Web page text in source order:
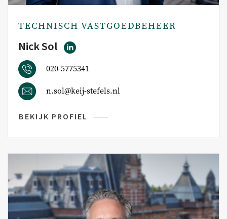
TECHNISCH VASTGOEDBEHEER
Nick Sol
020-5775341
n.sol@keij-stefels.nl
BEKIJK PROFIEL